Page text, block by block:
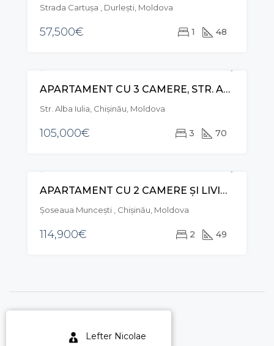
Strada Cartuşa , Durleşti, Moldova
57,500€ 1 48
VÂNZAREAPARTAMENT CU 3 CAMERE, STR. ALBA IULIA, BUIUCANI
Str. Alba Iulia, Chișinău, Moldova
105,000€ 3 70
VÂNZARE
APARTAMENT CU 2 CAMERE ȘI LIVING, STR. MUNCEȘTI, BOTANICA
Șoseaua Muncești , Chișinău, Moldova
114,900€ 2 49
Lefter Nicolae